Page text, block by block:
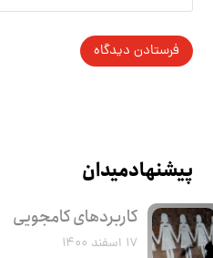
پیشنهاد میدان
کاربرد‌های کامجویی
۱۷ اسفند ۱۴۰۰